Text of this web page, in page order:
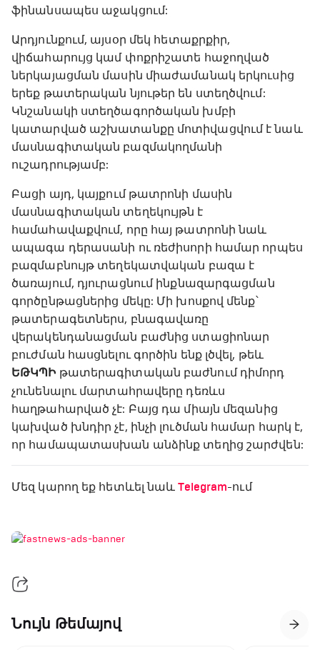
ֆինանսապես աջակցում:
Արդյունքում, այսօր մեկ հետաքրքիր,
վիճահարույց կամ փոքրիշատե հաջողված
ներկայացման մասին միաժամանակ երկուսից
երեք թատերական նյութեր են ստեղծվում:
Կնշանակի ստեղծագործական խմբի
կատարված աշխատանքը մոտիվացվում է նաև
մասնագիտական բազմակողմանի
ուշադրությամբ:
Բացի այդ, կայքում թատրոնի մասին
մասնագիտական տեղեկույթն է
համահավաքվում, որը հայ թատրոնի նաև
ապագա դերասանի ու ռեժիսորի համար որպես
բազմաբնույթ տեղեկատվական բազա է
ծառայում, դյուրացնում ինքնազարգացման
գործընթացներից մեկը: Մի խոսքով մենք՝
թատերագետներս, բնագավառը
վերակենդանացման բաժնից ստացիոնար
բուժման հասցնելու գործին ենք լծվել, թեև
ԵԹԿՊԻ թատերագիտական բաժնում դիմորդ
չունենալու մարտահրավերը դեռևս
հաղթահարված չէ: Բայց դա միայն մեզանից
կախված խնդիր չէ, ինչի լուծման համար հարկ է,
որ համապատասխան անձինք տեղից շարժվեն:
Մեզ կարող եք հետևել նաև Telegram-ում
Նույն Թեմայով